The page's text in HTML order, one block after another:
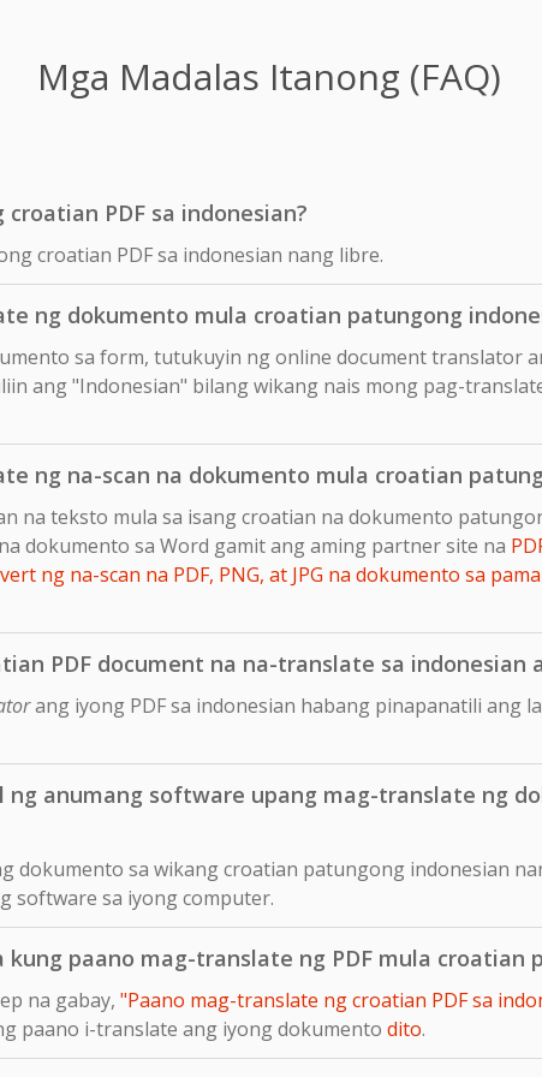
Mga Madalas Itanong (FAQ)
PDF sa indonesian?
croatian PDF sa indonesian nang libre.
ng dokumento mula croatian patungong
sa form, tutukuyin ng online document translator
ang "Indonesian" bilang wikang nais mong pag-
ng na-scan na dokumento mula croatian
na teksto mula sa isang croatian na dokumento
dokumento sa Word gamit ang aming partner site na
ng na-scan na PDF, PNG, at JPG na dokumento sa
PDF document na na-translate sa indonesian
ang iyong PDF sa indonesian habang pinapanatili ang
ng anumang software upang mag-translate ng
dokumento sa wikang croatian patungong indonesian
software sa iyong computer.
paano mag-translate ng PDF mula croatian
na gabay, "Paano mag-translate ng croatian PDF sa
paano i-translate ang iyong dokumento dito.